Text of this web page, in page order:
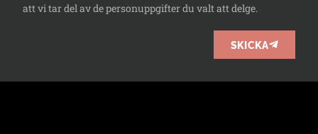
att vi tar del av de personuppgifter du valt att delge.
SKICKA